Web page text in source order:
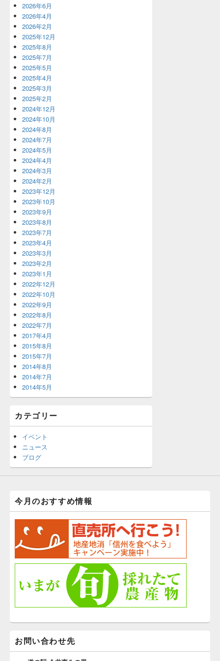
2026年6月
2026年4月
2026年2月
2025年12月
2025年8月
2025年7月
2025年5月
2025年4月
2025年3月
2025年2月
2024年12月
2024年10月
2024年8月
2024年7月
2024年5月
2024年4月
2024年3月
2024年2月
2023年12月
2023年10月
2023年9月
2023年8月
2023年7月
2023年4月
2023年3月
2023年2月
2023年1月
2022年12月
2022年10月
2022年9月
2022年8月
2022年7月
2017年4月
2015年8月
2015年7月
2014年8月
2014年7月
2014年5月
カテゴリー
イベント
ニュース
ブログ
今月のおすすめ情報
お問い合わせ先